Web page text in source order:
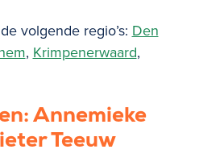
volgende regio’s: Den
, Krimpenerwaard,
Annemieke
Teeuw